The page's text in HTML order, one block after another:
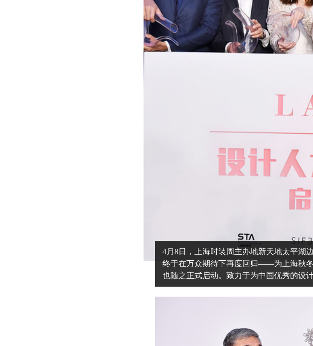
4月8日，上海时装周主办地新天地太平湖
终于在万众期待下再度回归——为上海秋
也随之正式启动。致力于为中国优秀的设